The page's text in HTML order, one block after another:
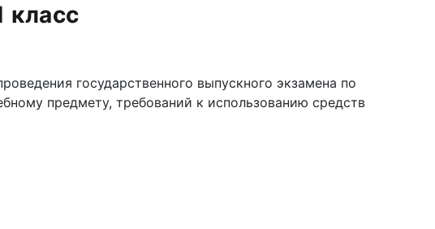
класс
государственного выпускного экзамена по
предмету, требований к использованию средств